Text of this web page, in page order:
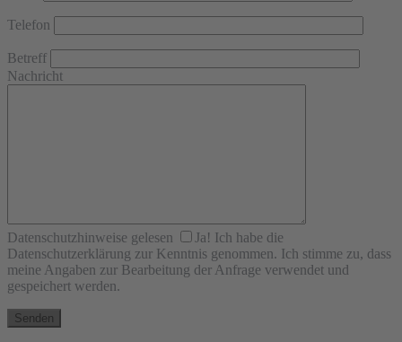
Telefon
Betreff
Nachricht
Datenschutzhinweise gelesen
Ja! Ich habe die
Datenschutzerklärung zur Kenntnis genommen. Ich stimme zu, dass
meine Angaben zur Bearbeitung der Anfrage verwendet und
gespeichert werden.